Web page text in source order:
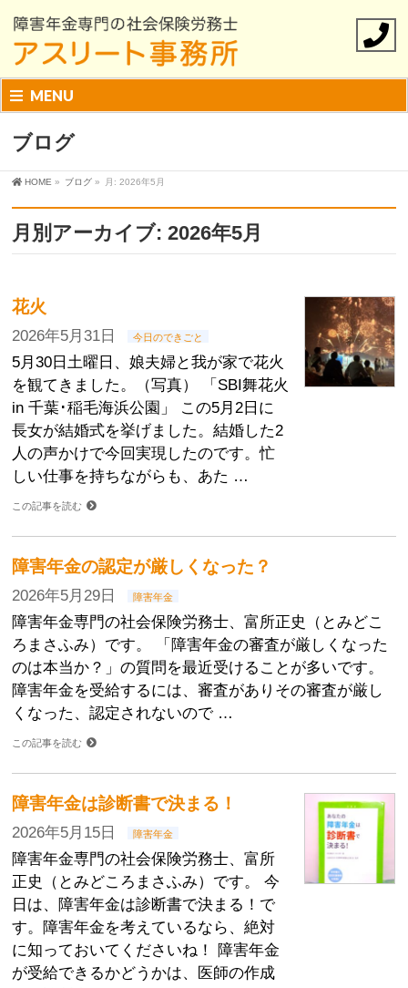
MENU
ブログ
HOME » ブログ » 月: 2026年5月
月別アーカイブ: 2026年5月
花火
2026年5月31日 今日のできごと
5月30日土曜日、娘夫婦と我が家で花火
を観てきました。（写真） 「SBI舞花火
in 千葉･稲毛海浜公園」 この5月2日に
長女が結婚式を挙げました。結婚した2
人の声かけで今回実現したのです。忙
しい仕事を持ちながらも、あた …
この記事を読む
障害年金の認定が厳しくなった？
2026年5月29日 障害年金
障害年金専門の社会保険労務士、富所正史（とみどこ
ろまさふみ）です。 「障害年金の審査が厳しくなった
のは本当か？」の質問を最近受けることが多いです。
障害年金を受給するには、審査がありその審査が厳し
くなった、認定されないので …
この記事を読む
障害年金は診断書で決まる！
2026年5月15日 障害年金
障害年金専門の社会保険労務士、富所
正史（とみどころまさふみ）です。 今
日は、障害年金は診断書で決まる！で
す。障害年金を考えているなら、絶対
に知っておいてくださいね！ 障害年金
が受給できるかどうかは、医師の作成